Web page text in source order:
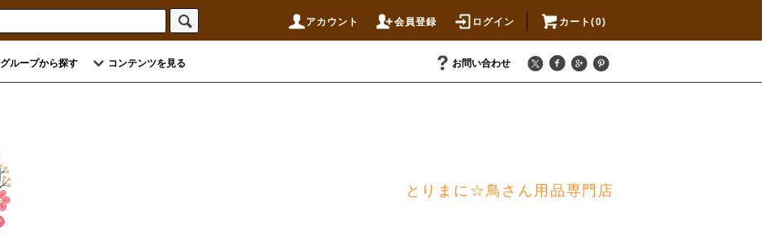
アカウント 会員登録 ログイン カート(0)
グループから探す コンテンツを見る お問い合わせ
とりまに☆鳥さん用品専門店